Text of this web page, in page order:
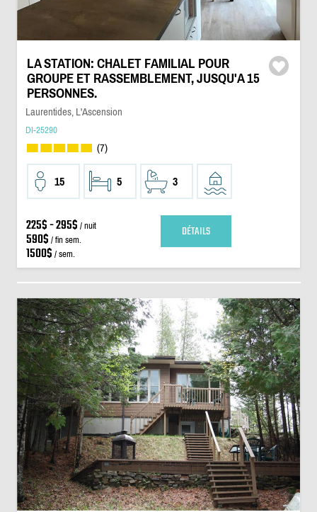
LA STATION: CHALET FAMILIAL POUR
GROUPE ET RASSEMBLEMENT, JUSQU'A 15
PERSONNES.
Laurentides, L'Ascension
DI-25290
(7)
15 5 3
225$ - 295$ / nuit
590$ / fin sem.
1500$ / sem.
DÉTAILS